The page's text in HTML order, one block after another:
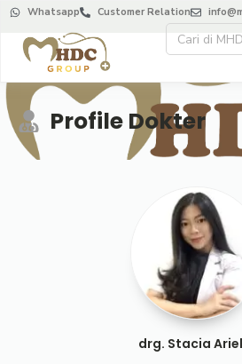
Whatsapp Customer Relation
Profile Dokter
drg. Stacia